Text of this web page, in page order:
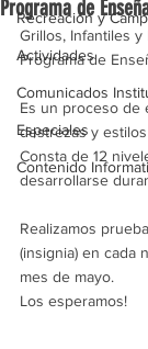
Recreación y
Actividades
Comunicados
Especiales
Contenido
Programa de
Grillos, Infantiles y
Programa de
Es un proceso de
destrezas y
Consta de 12
desarrollarse
Realizamos
(insignia) en cada
mes de mayo.
Los esperamos!